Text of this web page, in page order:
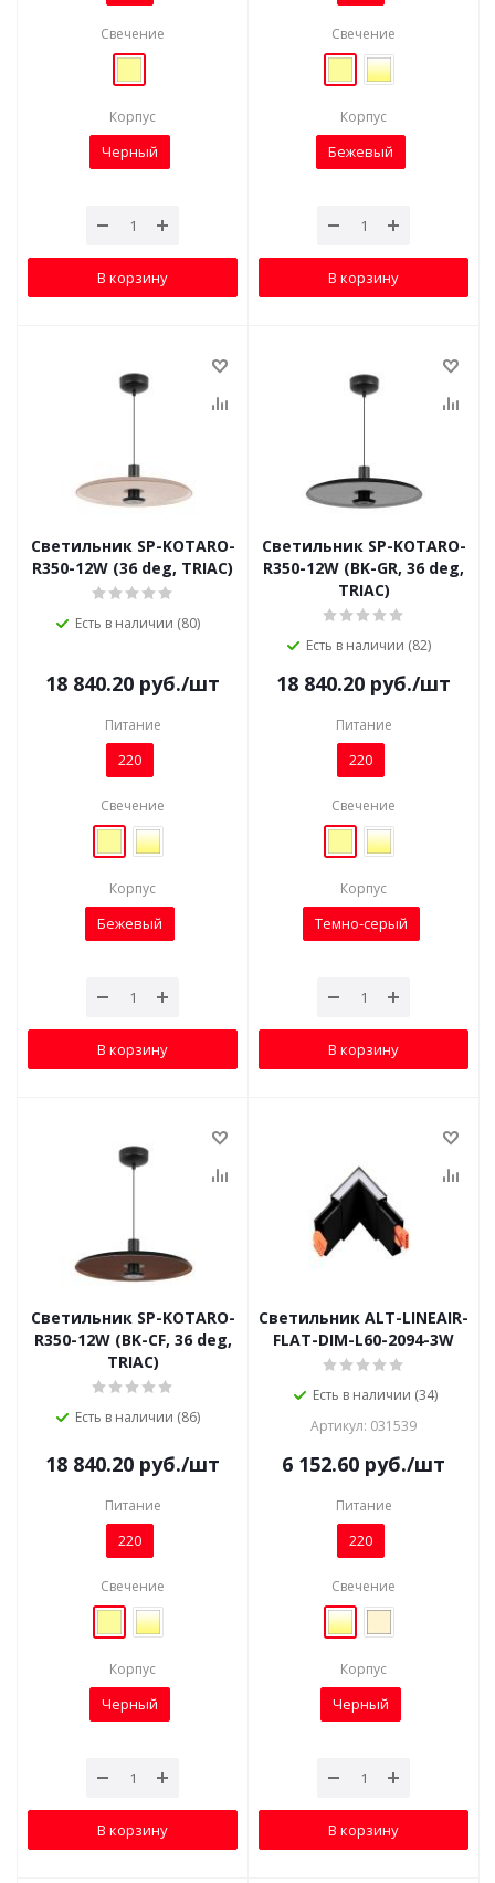
Свечение
Корпус
Черный
В корзину
Свечение
Корпус
Бежевый
В корзину
Светильник SP-KOTARO-
R350-12W (36 deg, TRIAC)
Есть в наличии (80)
18 840.20 руб./шт
Питание
220
Свечение
Корпус
Бежевый
В корзину
Светильник SP-KOTARO-
R350-12W (BK-GR, 36 deg,
TRIAC)
Есть в наличии (82)
18 840.20 руб./шт
Питание
220
Свечение
Корпус
Темно-серый
В корзину
Светильник SP-KOTARO-
R350-12W (BK-CF, 36 deg,
TRIAC)
Есть в наличии (86)
18 840.20 руб./шт
Питание
220
Свечение
Корпус
Черный
В корзину
Светильник ALT-LINEAIR-
FLAT-DIM-L60-2094-3W
Есть в наличии (34)
Артикул: 031539
6 152.60 руб./шт
Питание
220
Свечение
Корпус
Черный
В корзину